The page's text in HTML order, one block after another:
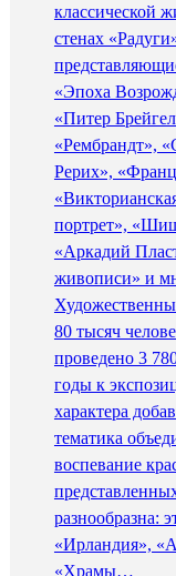
классической
стенах
«Эпоха
«Питер
«Рембрандт»,
Рерих»,
портрет»,
«Аркадий
живописи» и
80 тысяч
проведено 3
годы к
характера
тематика
воспевание
разнообразна:
«Ирландия»,
«Храмы…